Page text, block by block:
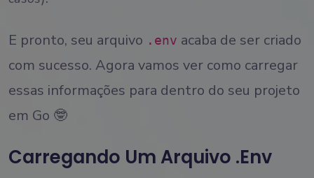
E pronto, seu arquivo .env acaba de ser criado
com sucesso. Agora vamos ver como carregar
essas informações para dentro do seu projeto
em Go 🤓
Carregando Um Arquivo .env